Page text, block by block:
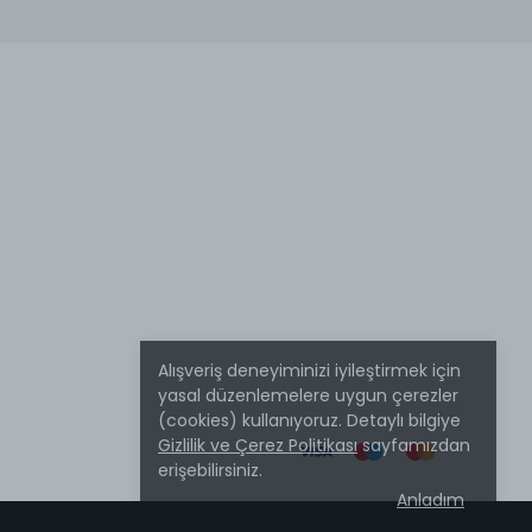
Alışveriş deneyiminizi iyileştirmek için
yasal düzenlemelere uygun çerezler
(cookies) kullanıyoruz. Detaylı bilgiye
Gizlilik ve Çerez Politikasısayfamızdan
erişebilirsiniz.
Anladım